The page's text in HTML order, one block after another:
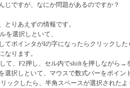
じですが、なにか問題があるのですか？
とりあえずの情報です。
を選択しといて、
てポインタがIの字になったらクリックした
なります。
て、F2押し、セル内でshiftを押しながら→
選択しといて、マウスで数式バーをポイン
ックしたら、半角スペースが選択された